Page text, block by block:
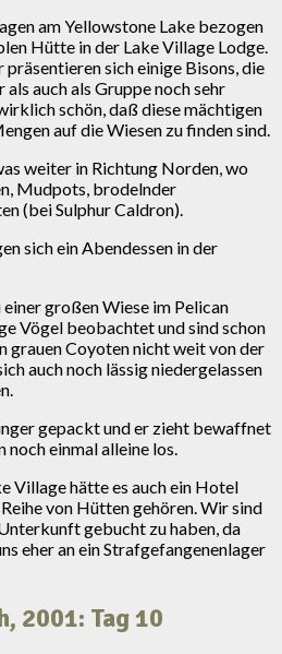
am Yellowstone Lake bezogen
Hütte in der Lake Village Lodge.
sich einige Bisons, die
auch als Gruppe noch sehr
schön, daß diese mächtigen
auf die Wiesen zu finden sind.
weiter in Richtung Norden, wo
Mudpots, brodelnder
(bei Sulphur Caldron).
sich ein Abendessen in der
großen Wiese im Pelican
Vögel beobachtet und sind schon
grauen Coyoten nicht weit von der
auch noch lässig niedergelassen
gepackt und er zieht bewaffnet
einmal alleine los.
Village hätte es auch ein Hotel
von Hütten gehören. Wir sind
gebucht zu haben, da
eher an ein Strafgefangenenlager
2001: Tag 10